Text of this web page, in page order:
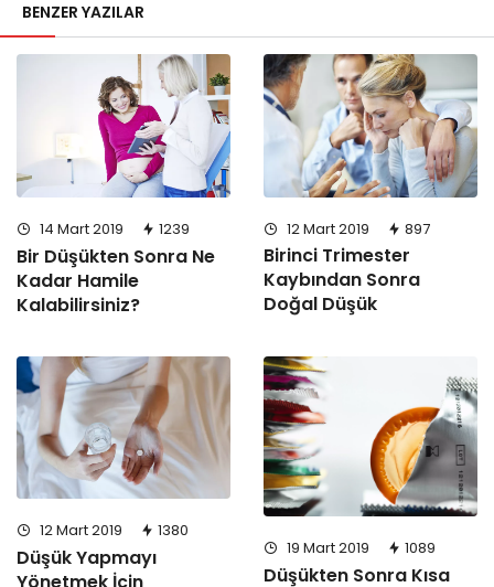
BENZER YAZILAR
14 Mart 2019 1239
Bir Düşükten Sonra Ne
Kadar Hamile
Kalabilirsiniz?
12 Mart 2019 897
Birinci Trimester
Kaybından Sonra
Doğal Düşük
12 Mart 2019 1380
Düşük Yapmayı
19 Mart 2019 1089
Düşükten Sonra Kısa